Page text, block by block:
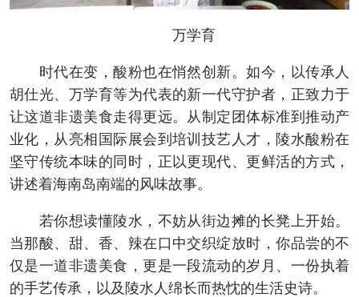
万学育
时代在变，酸粉也在悄然创新。如今，以传承人
胡仕光、万学育等为代表的新一代守护者，正致力于
让这道非遗美食走得更远。从制定团体标准到推动产
业化，从亮相国际展会到培训技艺人才，陵水酸粉在
坚守传统本味的同时，正以更现代、更鲜活的方式，
讲述着海南岛南端的风味故事。
若你想读懂陵水，不妨从街边摊的长凳上开始。
当那酸、甜、香、辣在口中交织绽放时，你品尝的不
仅是一道非遗美食，更是一段流动的岁月、一份执着
的手艺传承，以及陵水人绵长而热忱的生活史诗。